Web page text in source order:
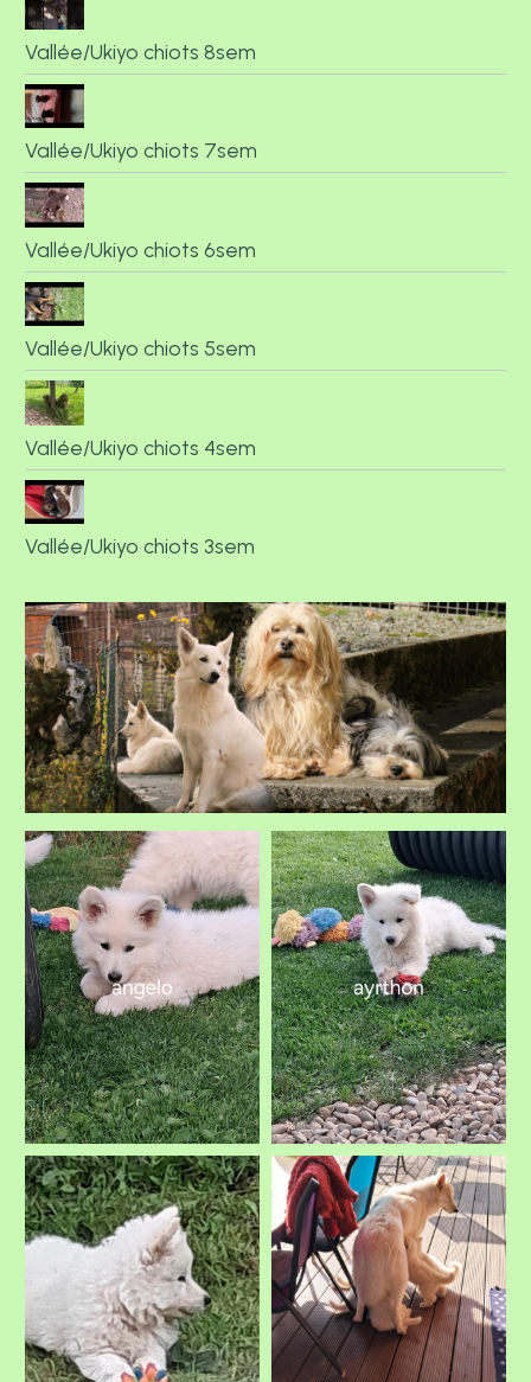
Vallée/Ukiyo chiots 8sem
Vallée/Ukiyo chiots 7sem
Vallée/Ukiyo chiots 6sem
Vallée/Ukiyo chiots 5sem
Vallée/Ukiyo chiots 4sem
Vallée/Ukiyo chiots 3sem